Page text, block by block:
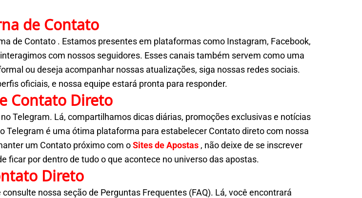
de Contato
de Contato . Estamos presentes em plataformas como Instagram, Facebook,
com nossos seguidores. Esses canais também servem como uma
ou deseja acompanhar nossas atualizações, siga nossas redes sociais.
oficiais, e nossa equipe estará pronta para responder.
Contato Direto
Telegram. Lá, compartilhamos dicas diárias, promoções exclusivas e notícias
Telegram é uma ótima plataforma para estabelecer Contato direto com nossa
um Contato próximo com oSites de Apostas , não deixe de se inscrever
ficar por dentro de tudo o que acontece no universo das apostas.
Direto
nossa seção de Perguntas Frequentes (FAQ). Lá, você encontrará